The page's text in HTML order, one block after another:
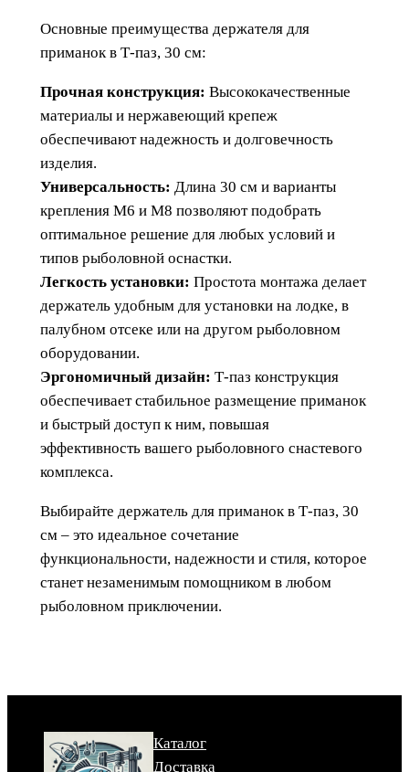
н
в
Т
-
а
з
3
с
м
Основные преимущества держателя для
приманок в Т-паз, 30 см:
Прочная конструкция: Высококачественные
материалы и нержавеющий крепеж
обеспечивают надежность и долговечность
изделия.
Универсальность: Длина 30 см и варианты
крепления М6 и М8 позволяют подобрать
оптимальное решение для любых условий и
типов рыболовной оснастки.
Легкость установки: Простота монтажа делает
держатель удобным для установки на лодке, в
палубном отсеке или на другом рыболовном
оборудовании.
Эргономичный дизайн: Т-паз конструкция
обеспечивает стабильное размещение приманок
и быстрый доступ к ним, повышая
эффективность вашего рыболовного снастевого
комплекса.
Выбирайте держатель для приманок в Т-паз, 30
см – это идеальное сочетание
функциональности, надежности и стиля, которое
станет незаменимым помощником в любом
рыболовном приключении.
Каталог
Доставка